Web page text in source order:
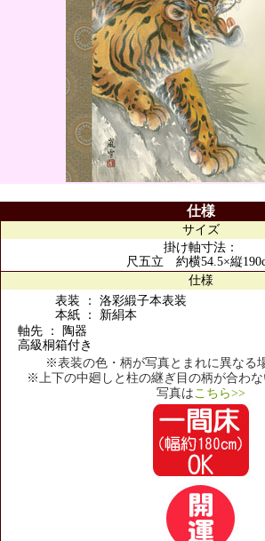
仕様
サイズ
掛け軸寸法：
尺五立 約横54.5×縦
仕様
表装 ： 洛彩緞子本表装
本紙 ： 新絹本
軸先 ： 陶器
高級桐箱付き
※表装の色・柄が写真とまれに異なる
※上下の中廻しと柱の継ぎ目の柄が合わな
写真はこちら>>